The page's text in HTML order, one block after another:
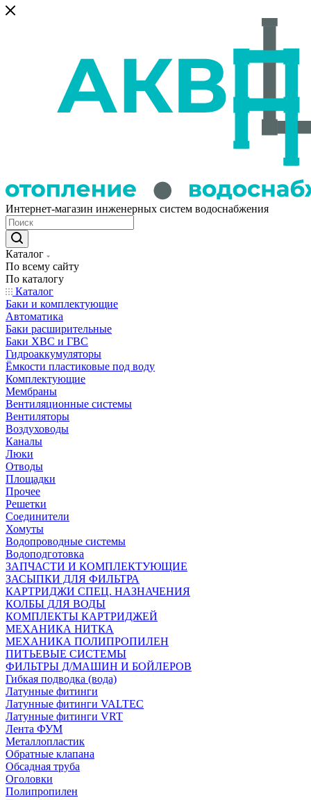
Интернет-магазин инженерных систем водоснабжения
Каталог
По всему сайту
По каталогу
Каталог
Баки и комплектующие
Автоматика
Баки расширительные
Баки ХВС и ГВС
Гидроаккумуляторы
Ёмкости пластиковые под воду
Комплектующие
Мембраны
Вентиляционные системы
Вентиляторы
Воздуховоды
Каналы
Люки
Отводы
Площадки
Прочее
Решетки
Соединители
Хомуты
Водопроводные системы
Водоподготовка
ЗАПЧАСТИ И КОМПЛЕКТУЮЩИЕ
ЗАСЫПКИ ДЛЯ ФИЛЬТРА
КАРТРИДЖИ СПЕЦ. НАЗНАЧЕНИЯ
КОЛБЫ ДЛЯ ВОДЫ
КОМПЛЕКТЫ КАРТРИДЖЕЙ
МЕХАНИКА НИТКА
МЕХАНИКА ПОЛИПРОПИЛЕН
ПИТЬЕВЫЕ СИСТЕМЫ
ФИЛЬТРЫ Д/МАШИН И БОЙЛЕРОВ
Гибкая подводка (вода)
Латунные фитинги
Латунные фитинги VALTEC
Латунные фитинги VRT
Лента ФУМ
Металлопластик
Обратные клапана
Обсадная труба
Оголовки
Полипропилен